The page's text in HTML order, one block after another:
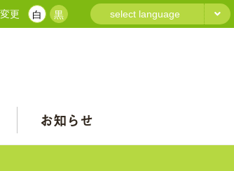
更 白 黒 select language
お知らせ